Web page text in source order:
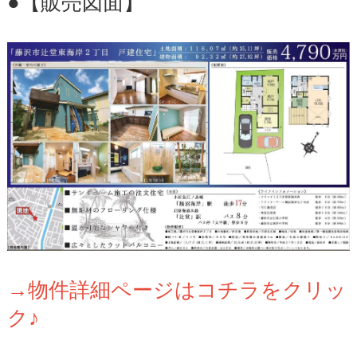
→物件詳細ページはコチラをクリッ
ク♪